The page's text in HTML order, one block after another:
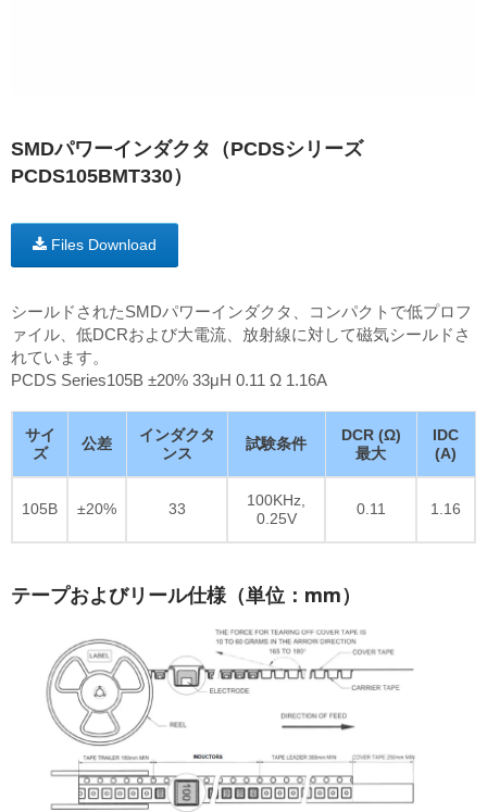
SMDパワーインダクタ（PCDSシリーズ
PCDS105BMT330）
Files Download
シールドされたSMDパワーインダクタ、コンパクトで低プロフ
ァイル、低DCRおよび大電流、放射線に対して磁気シールドさ
れています。
PCDS Series105B ±20% 33μH 0.11 Ω 1.16A
サイ
ズ
公差
インダクタ
ンス
試験条件
DCR (Ω)
最大
IDC
(A)
105B ±20% 33
100KHz,
0.25V
0.11 1.16
テープおよびリール仕様（単位：mm）